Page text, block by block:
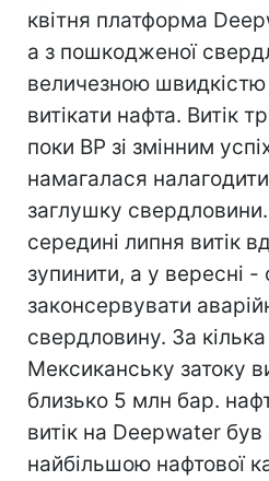
квітня платформа
а з пошкодженої
величезною
витікати нафта. Витік
поки BP зі змінним
намагалася
заглушку
середині липня витік
зупинити, а у вересні -
законсервувати
свердловину. За кілька
Мексиканську затоку
близько 5 млн бар.
витік на Deepwater був
найбільшою нафтової